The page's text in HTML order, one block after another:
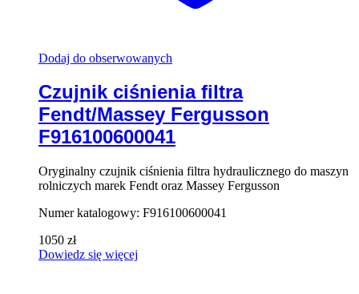
Dodaj do obserwowanych
Czujnik ciśnienia filtra
Fendt/Massey Fergusson
F916100600041
Oryginalny czujnik ciśnienia filtra hydraulicznego do maszyn
rolniczych marek Fendt oraz Massey Fergusson
Numer katalogowy: F916100600041
1050 zł
Dowiedz się więcej